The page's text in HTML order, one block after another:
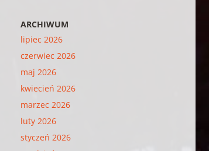
ARCHIWUM
lipiec 2026
czerwiec 2026
maj 2026
kwiecień 2026
marzec 2026
luty 2026
styczeń 2026